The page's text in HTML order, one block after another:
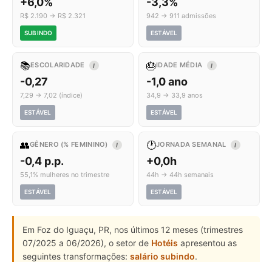
R$ 2.190 → R$ 2.321
SUBINDO
942 → 911 admissões
ESTÁVEL
📚ESCOLARIDADE I
-0,27
7,29 → 7,02 (índice)
ESTÁVEL
🎂IDADE MÉDIA I
-1,0 ano
34,9 → 33,9 anos
ESTÁVEL
👥GÊNERO (% FEMININO) I
-0,4 p.p.
55,1% mulheres no trimestre
ESTÁVEL
🕐JORNADA SEMANAL I
+0,0h
44h → 44h semanais
ESTÁVEL
Em Foz do Iguaçu, PR, nos últimos 12 meses (trimestres
07/2025 a 06/2026), o setor de Hotéis apresentou as
seguintes transformações: salário subindo.